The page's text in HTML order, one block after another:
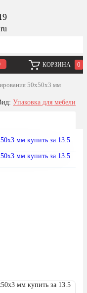
КОРЗИНА 0
50x50x3 мм
Упаковка для мебели